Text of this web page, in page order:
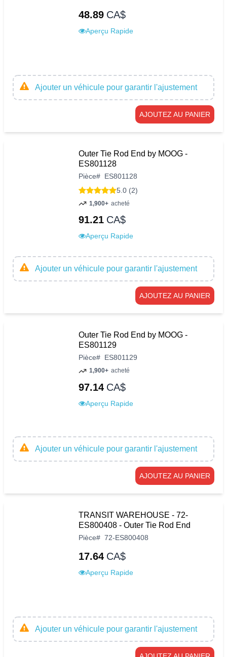
48.89 CA$
Aperçu Rapide
Ajouter un véhicule pour garantir l'ajustement
AJOUTEZ AU PANIER
Outer Tie Rod End by MOOG -
ES801128
Pièce# ES801128
5.0 (2)
1,900+ acheté
91.21 CA$
Aperçu Rapide
Ajouter un véhicule pour garantir l'ajustement
AJOUTEZ AU PANIER
Outer Tie Rod End by MOOG -
ES801129
Pièce# ES801129
1,900+ acheté
97.14 CA$
Aperçu Rapide
Ajouter un véhicule pour garantir l'ajustement
AJOUTEZ AU PANIER
TRANSIT WAREHOUSE - 72-
ES800408 - Outer Tie Rod End
Pièce# 72-ES800408
17.64 CA$
Aperçu Rapide
Ajouter un véhicule pour garantir l'ajustement